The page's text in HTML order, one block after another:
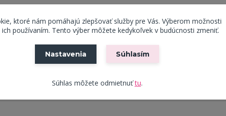
interiéru rustikálne kúzlo s moderným nádychom. Obdĺžniková
dreva a pridáva priestoru na autentickosti a teple. Čierne
pevnosť a stabilitu. Svojím nadčasovým dizajnom a praktickými
štýlov jedální a kuchýň. Vyberte si tento elegantný a odolný stôl
ktoré nám pomáhajú zlepšovať služby pre Vás. Výberom možnosti
používaním. Tento výber môžete kedykoľvek v budúcnosti zmeniť.
Nastavenia Súhlasím
Súhlas môžete odmietnuťtu.